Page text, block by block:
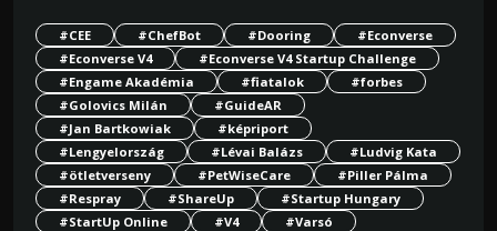
#CEE #ChefBot #Dooring
#Econverse
#Econverse V4
#Econverse V4 Startup Challenge
#Engame Akadémia
#fiatalok
#forbes
#Golovics Milán
#GuideAR
#Jan Bartkowiak
#képriport
#Lengyelország
#Lévai Balázs
#Ludvig Kata
#ötletverseny
#PetWiseCare
#Piller Pálma
#Respray
#ShareUp
#Startup Hungary
#StartUp Online
#V4
#Varsó